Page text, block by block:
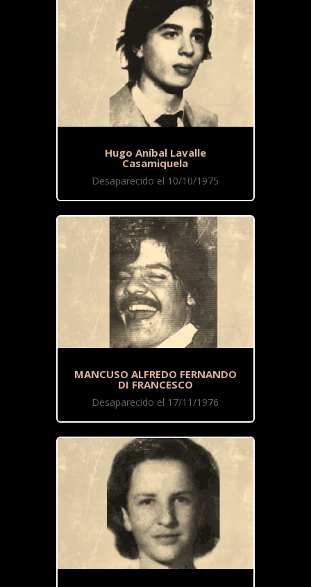
Hugo Aníbal Lavalle
Casamiquela
Desaparecido el 10/10/1975
MANCUSO ALFREDO FERNANDO
DI FRANCESCO
Desaparecido el 17/11/1976